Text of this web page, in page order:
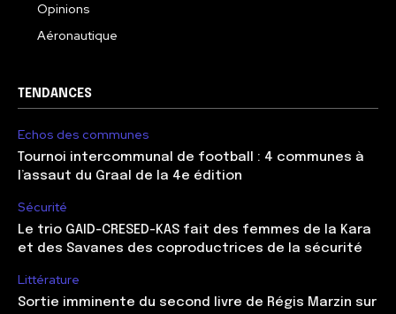
Opinions
Aéronautique
TENDANCES
Echos des communes
Tournoi intercommunal de football : 4 communes à
l’assaut du Graal de la 4e édition
Sécurité
Le trio GAID-CRESED-KAS fait des femmes de la Kara
et des Savanes des coproductrices de la sécurité
Littérature
Sortie imminente du second livre de Régis Marzin sur